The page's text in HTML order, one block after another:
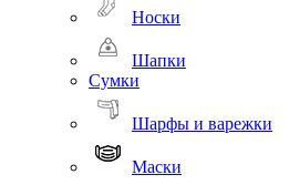
Носки
Шапки
Сумки
Шарфы и варежки
Маски